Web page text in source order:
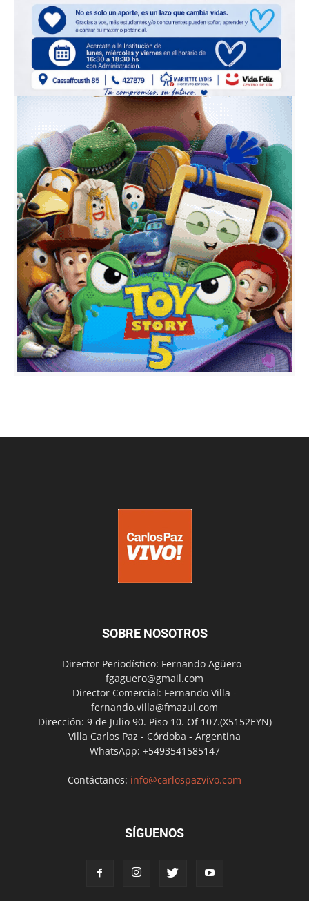
SOBRE NOSOTROS
Director Periodístico: Fernando Agüero -
fgaguero@gmail.com
Director Comercial: Fernando Villa -
fernando.villa@fmazul.com
Dirección: 9 de Julio 90. Piso 10. Of 107.(X5152EYN)
Villa Carlos Paz - Córdoba - Argentina
WhatsApp: +5493541585147
Contáctanos: info@carlospazvivo.com
SÍGUENOS